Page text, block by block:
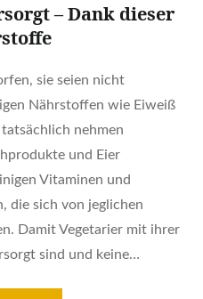
– Dank dieser
sie seien nicht
Nährstoffen wie Eiweiß
nehmen
und Eier
Vitaminen und
die sich von jeglichen
Damit Vegetarier mit ihrer
sind und keine…